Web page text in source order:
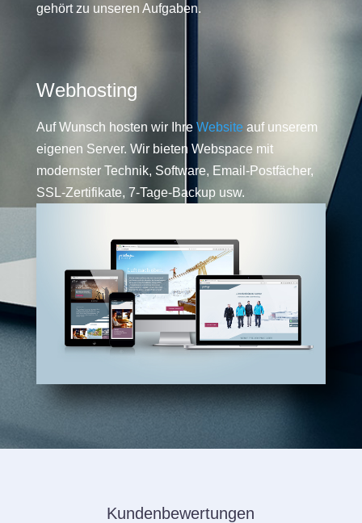
gehört zu unseren Aufgaben.
Webhosting
Auf Wunsch hosten wir Ihre Website auf unserem
eigenen Server. Wir bieten Webspace mit
modernster Technik, Software, Email-Postfächer,
SSL-Zertifikate, 7-Tage-Backup usw.
Kundenbewertungen